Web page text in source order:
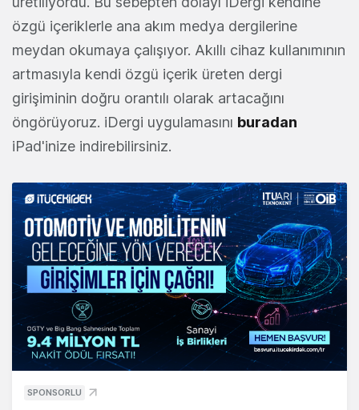
özgü içeriklerle ana akım medya dergilerine
meydan okumaya çalışıyor. Akıllı cihaz kullanımının
artmasıyla kendi özgü içerik üreten dergi
girişiminin doğru orantılı olarak artacağını
öngörüyoruz. iDergi uygulamasını buradan
iPad'inize indirebilirsiniz.
SPONSORLU